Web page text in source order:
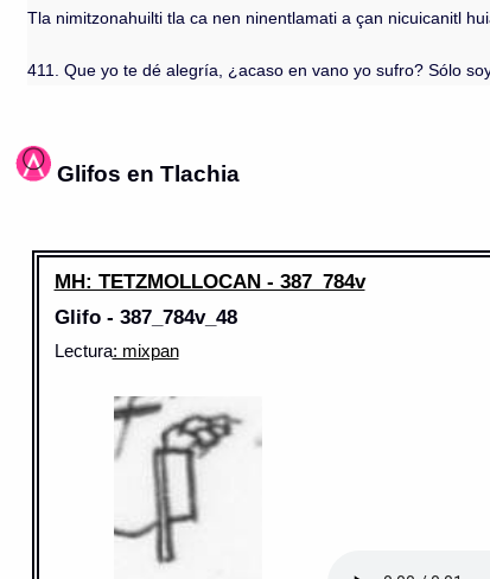
Tla nimitzonahuilti tla ca nen ninentlamati a çan nicuicanitl
411. Que yo te dé alegría, ¿acaso en vano yo sufro? Sólo
Glifos en Tlachia
MH: TETZMOLLOCAN - 387_784v
Glifo - 387_784v_48
Lectura: mixpan